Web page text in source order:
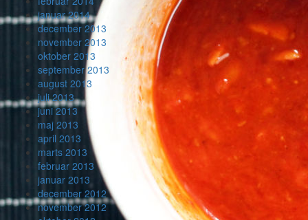
januar 2014
december 2013
november 2013
oktober 2013
september 2013
august 2013
juli 2013
juni 2013
maj 2013
april 2013
marts 2013
februar 2013
januar 2013
december 2012
november 2012